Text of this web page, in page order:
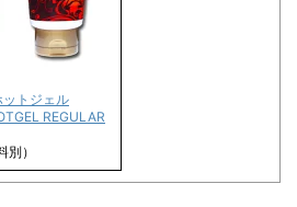
ットジェル
REGULAR
）